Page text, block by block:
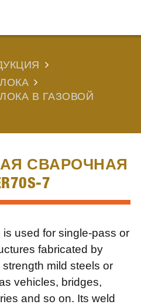
В ГАЗОВОЙ
СВАРОЧНАЯ
7
used for single-pass or
fabricated by
mild steels or
vehicles, bridges,
and so on. Its weld